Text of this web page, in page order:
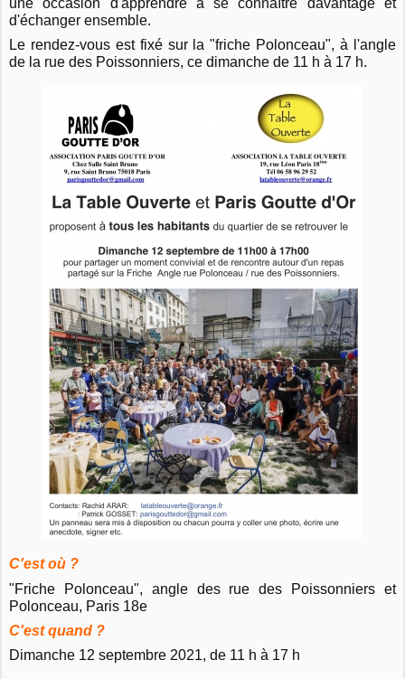
d'échanger ensemble.
Le rendez-vous est fixé sur la "friche Polonceau", à l'angle
de la rue des Poissonniers, ce dimanche de 11 h à 17 h.
C'est où ?
"Friche Polonceau", angle des rue des Poissonniers et
Polonceau, Paris 18e
C'est quand ?
Dimanche 12 septembre 2021, de 11 h à 17 h